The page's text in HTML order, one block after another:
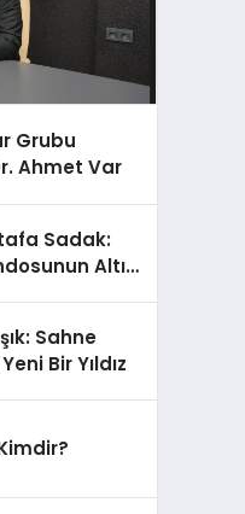
Grubu
Ahmet Var
Sadak:
Altın
Sahne
Bir Yıldız